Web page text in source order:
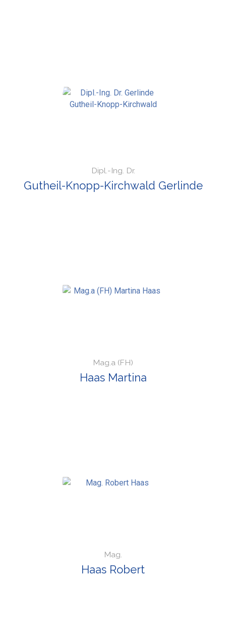
Dipl.-Ing. Dr.
Gutheil-Knopp-Kirchwald Gerlinde
Mag.a (FH)
Haas Martina
Mag.
Haas Robert